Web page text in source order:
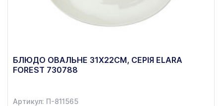
БЛЮДО ОВАЛЬНЕ 31Х22СМ, СЕРІЯ ELARA
FOREST 730788
Артикул: П-811565